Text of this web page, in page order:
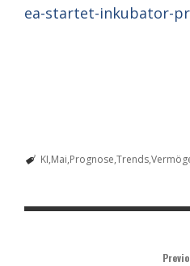
ea-startet-inkubator-
KI Mai Prognose Trends